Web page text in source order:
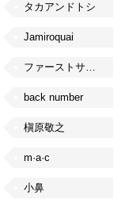
タカアンドトシ
Jamiroquai
ファーストサマーウイカ
back number
槇原敬之
m·a·c
小鼻